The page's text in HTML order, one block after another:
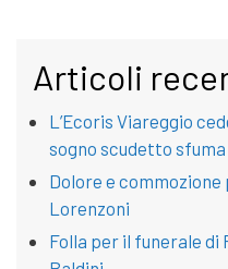
Articoli
L’Ecoris Viareggio
sogno scudetto
Dolore e commozione
Lorenzoni
Folla per il funerale di